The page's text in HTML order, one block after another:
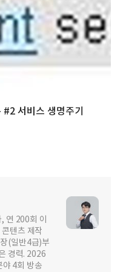
서비스 생명주기
연 200회 이
텐츠 제작
(일반4급)부
경력. 2026
야 4회 방송